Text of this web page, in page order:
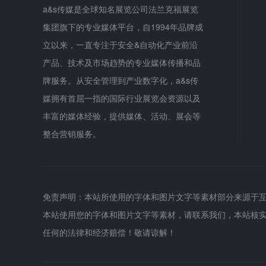
a&s传媒是全球知名展览公司法兰克福展览
集团旗下的专业媒体平台，自1994年品牌成
立以来，一直专注于安全&自动化产业前沿
产品、技术及市场趋势的专业媒体传播和品
牌服务。从安全管理到产业数字化，a&s传
媒拥有首屈一指的国际行业展览会资源以及
丰富的媒体经验，提供媒体、活动、展会等
整合营销服务。
免责声明：本站所使用的字体和图片文字等素材部分来源
本站使用您的字体和图片文字等素材，请联系我们，本站
任何的法律和经济赔偿！敬请谅解！